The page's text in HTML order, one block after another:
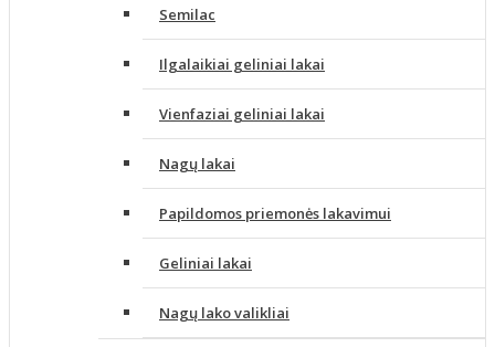
Semilac
Ilgalaikiai geliniai lakai
Vienfaziai geliniai lakai
Nagų lakai
Papildomos priemonės lakavimui
Geliniai lakai
Nagų lako valikliai